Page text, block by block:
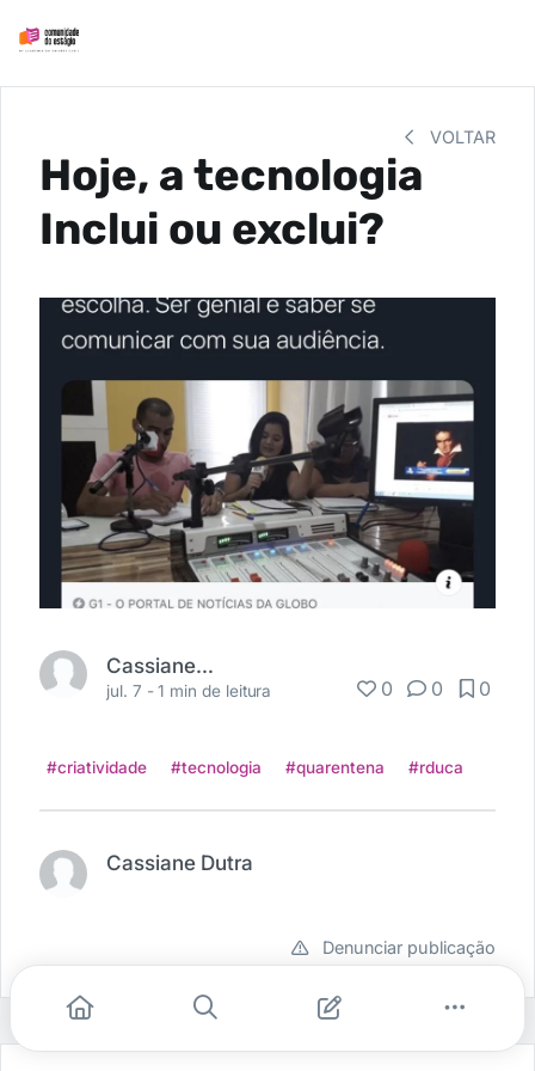
VOLTAR
Hoje, a tecnologia
Inclui ou exclui?
Cassiane Dutra
jul. 7 -1 min de leitura 0 0 0
#criatividade #tecnologia #quarentena #rduca
Cassiane Dutra
Denunciar publicação